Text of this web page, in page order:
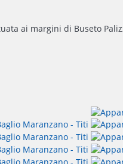
ai margini di Buseto